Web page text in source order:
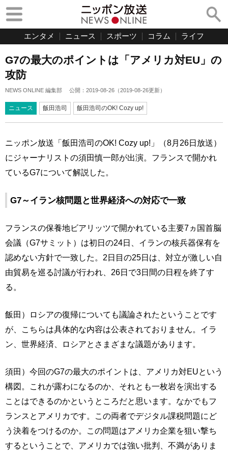
エンタメ ニュース スポーツ コラム ライフ
G7の最大のポイントは「アメリカ対EU」の
攻防
NEWS ONLINE 編集部 公開： 2019-08-26 （2019-08-26更新）
ニュース 飯田浩司 飯田浩司のOK! Cozy up!
ニッポン放送「飯田浩司のOK! Cozy up!」（8月26日放送）
にジャーナリストの須田慎一郎が出演。フランスで開かれ
ているG7について解説した。
G7～イラン核問題と世界経済への対応で一致
フランスの保養地ビアリッツで開かれている主要7ヵ国首脳
会議（G7サミット）は初日の24日、イランの核兵器保有を
認めない方針で一致した。2日目の25日は、対立が激しい自
由貿易を巡る討議が行われ、26日で3日間の日程を終了す
る。
飯田）ロシアの復帰についても議論されたということです
が、こちらは具体的な内容は公表されておりません。イラ
ン、世界経済、ロシアとさまざまな議題があります。
須田）今回のG7の最大のポイントは、アメリカ対EUという
構図。これが露わになるのか、それとも一枚岩を演出する
ことはできるのかというところだと思います。なかでもフ
ランスとアメリカです。この両者でデジタル課税問題にど
う決着をつけるのか。この問題はアメリカ企業を狙い撃ち
するということで、アメリカでは強い批判、不満がありま